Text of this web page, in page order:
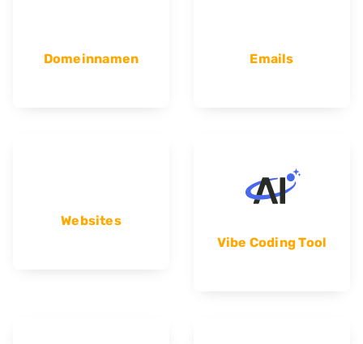
Domeinnamen Emails
Websites
Vibe Coding Tool